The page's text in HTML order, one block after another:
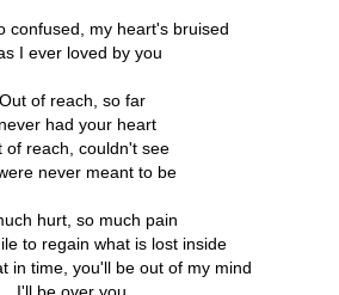
confused, my heart's bruised
I ever loved by you
Out of reach, so far
had your heart
of reach, couldn't see
never meant to be
hurt, so much pain
to regain what is lost inside
in time, you'll be out of my mind